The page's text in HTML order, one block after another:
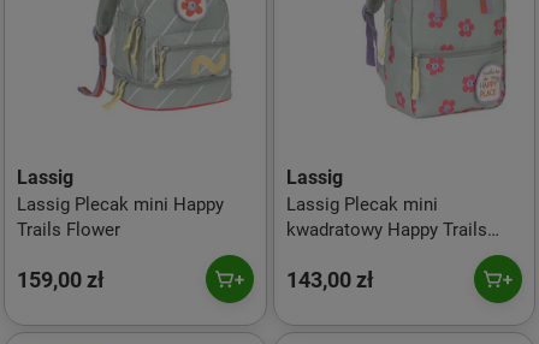
Lassig
Lassig Plecak mini Happy
Trails Flower
159,00 zł
Lassig
Lassig Plecak mini
kwadratowy Happy Trails
143,00 zł